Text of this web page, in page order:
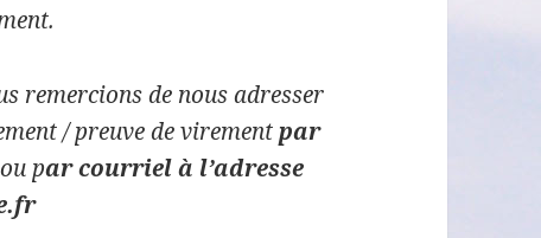
remercions de nous adresser
/ preuve de virementpar
par courriel à l’adresse